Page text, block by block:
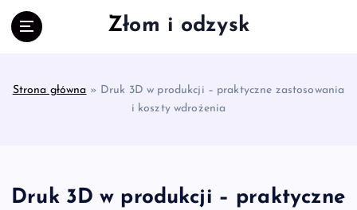
Złom i odzysk
Strona główna » Druk 3D w produkcji – praktyczne zastosowania
i koszty wdrożenia
Druk 3D w produkcji – praktyczne